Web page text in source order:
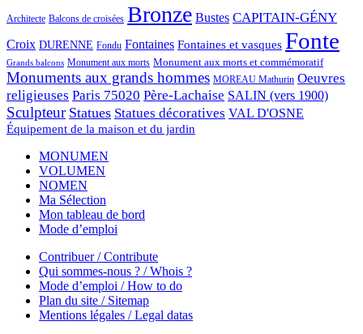
Architecte Balcons de croisées Bronze Bustes CAPITAIN-GÉNY
Croix DURENNE Fondu Fontaines Fontaines et vasques Fonte
Grands balcons Monument aux morts Monument aux morts et commémoratif
Monuments aux grands hommes MOREAU Mathurin Oeuvres
religieuses Paris 75020 Père-Lachaise SALIN (vers 1900)
Sculpteur Statues Statues décoratives VAL D'OSNE
Équipement de la maison et du jardin
MONUMEN
VOLUMEN
NOMEN
Ma Sélection
Mon tableau de bord
Mode d’emploi
Contribuer / Contribute
Qui sommes-nous ? / Whois ?
Mode d’emploi / How to do
Plan du site / Sitemap
Mentions légales / Legal datas